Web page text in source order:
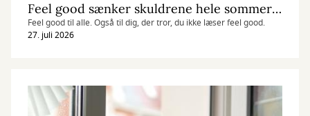
Feel good sænker skuldrene hele sommeren
Feel good til alle. Også til dig, der tror, du ikke læser feel good.
27. juli 2026